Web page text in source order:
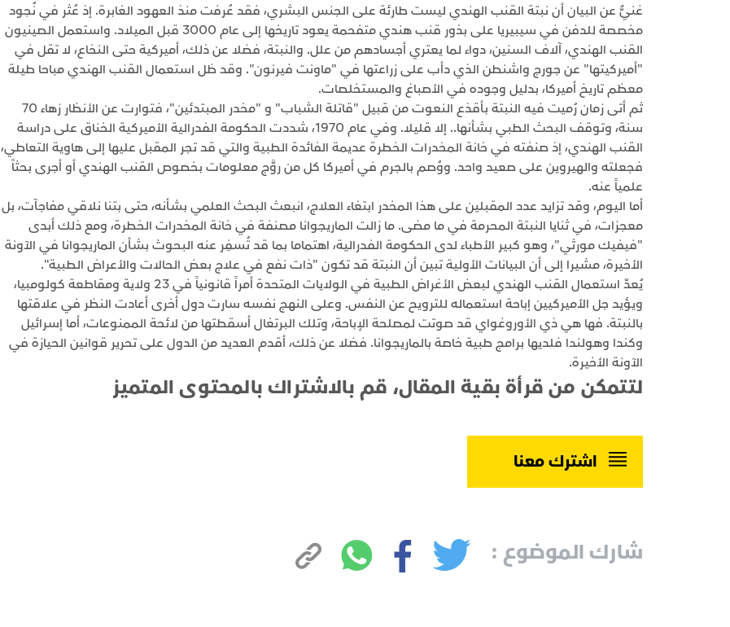
غنيٌّ عن البيان أن نبتة القنب الهندي ليست طارئة على الجنس البشري، فقد عُرفت منذ العهود الغابرة. إذ عُثر في نُجود
مخصصة للدفن في سيبيريا على بذور قنب هندي متفحمة يعود تاريخها إلى عام 3000 قبل الميلاد. واستعمل الصينيون
القنب الهندي، آلاف السنين، دواء لما يعتري أجسادهم من علل. والنبتة، فضلا عن ذلك، أميركية حتى النخاع، لا تقل في
"أميركيتها" عن جورج واشنطن الذي دأب على زراعتها في "ماونت فيرنون". وقد ظل استعمال القنب الهندي مباحا طيلة
معظم تاريخ أميركا، بدليل وجوده في الأصباغ والمستخلصات.
ثم أتى زمان رُميت فيه النبتة بأقذع النعوت من قبيل "قاتلة الشباب" و "مخدر المبتدئين"، فتوارت عن الأنظار زهاء 70
سنة، وتوقف البحث الطبي بشأنها.. إلا قليلا. وفي عام 1970، شددت الحكومة الفدرالية الأميركية الخناق على دراسة
القنب الهندي، إذ صنفته في خانة المخدرات الخطرة عديمة الفائدة الطبية والتي قد تجر المقبل عليها إلى هاوية التعاطي،
فجعلته والهيروين على صعيد واحد. ووُصم بالجرم في أميركا كل من روَّج معلومات بخصوص القنب الهندي أو أجرى بحثاً
علمياً عنه.
أما اليوم، وقد تزايد عدد المقبلين على هذا المخدر ابتغاء العلاج، انبعث البحث العلمي بشأنه، حتى بتنا نلاقي مفاجآت، بل
معجزات، في ثنايا النبتة المحرمة في ما مضى. ما زالت الماريجوانا مصنفة في خانة المخدرات الخطرة، ومع ذلك أبدى
"فيفيك مورثي"، وهو كبير الأطباء لدى الحكومة الفدرالية، اهتماما بما قد تُسفِر عنه البحوث بشأن الماريجوانا في الآونة
الأخيرة، مشيرا إلى أن البيانات الأولية تبين أن النبتة قد تكون "ذات نفع في علاج بعض الحالات والأعراض الطبية".
يُعدّ استعمال القنب الهندي لبعض الأغراض الطبية في الولايات المتحدة أمراً قانونياً في 23 ولاية ومقاطعة كولومبيا،
ويؤيد جل الأميركيين إباحة استعماله للترويح عن النفس. وعلى النهج نفسه سارت دول أخرى أعادت النظر في علاقتها
بالنبتة. فها هي ذي الأوروغواي قد صوتت لمصلحة الإباحة، وتلك البرتغال أسقطتها من لائحة الممنوعات، أما إسرائيل
وكندا وهولندا فلديها برامج طبية خاصة بالماريجوانا. فضلا عن ذلك، أقدم العديد من الدول على تحرير قوانين الحيازة في
الآونة الأخيرة.
لتتمكن من قرأة بقية المقال، قم بالاشتراك بالمحتوى المتميز
اشترك معنا
شارك الموضوع :